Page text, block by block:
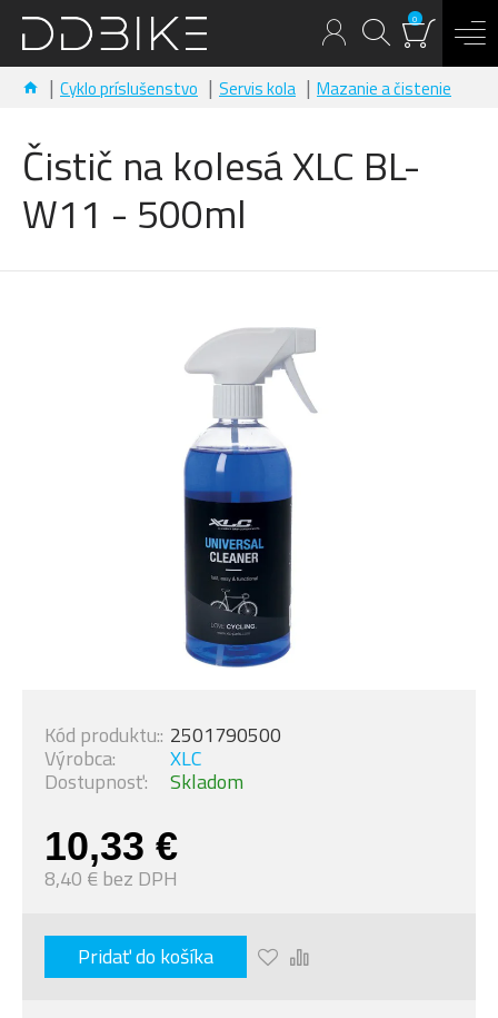
0
Cyklo príslušenstvo Servis kola Mazanie a čistenie
Čistič na kolesá XLC BL-
W11 - 500ml
10,33 €
8,40 € bez DPH
Dostupnosť: Skladom
Výrobca: XLC
Kód produktu:: 2501790500
Pridať do košíka